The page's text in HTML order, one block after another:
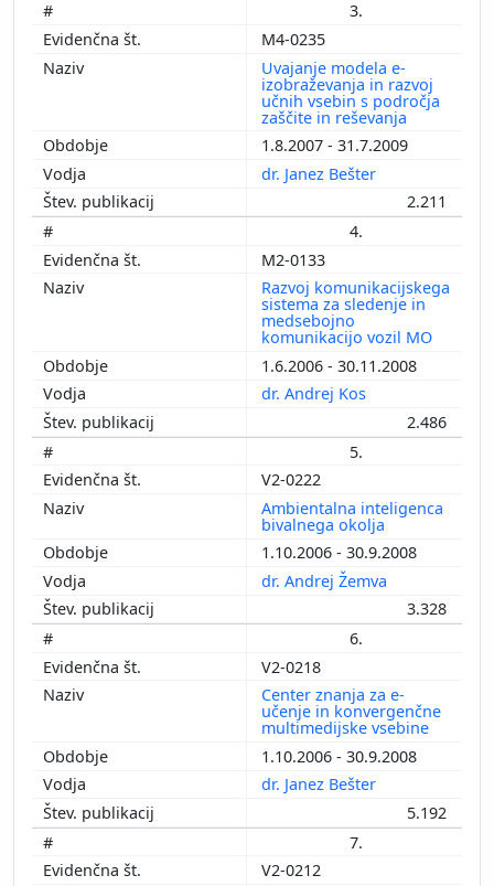
3.
M4-0235
Uvajanje modela e-
izobraževanja in razvoj
učnih vsebin s področja
zaščite in reševanja
1.8.2007 - 31.7.2009
dr. Janez Bešter
2.211
4.
M2-0133
Razvoj komunikacijskega
sistema za sledenje in
medsebojno
komunikacijo vozil MO
1.6.2006 - 30.11.2008
dr. Andrej Kos
2.486
5.
V2-0222
Ambientalna inteligenca
bivalnega okolja
1.10.2006 - 30.9.2008
dr. Andrej Žemva
3.328
6.
V2-0218
Center znanja za e-
učenje in konvergenčne
multimedijske vsebine
1.10.2006 - 30.9.2008
dr. Janez Bešter
5.192
7.
V2-0212